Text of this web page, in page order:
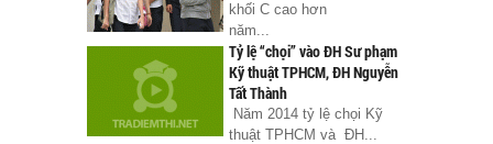
khối C cao hơn
năm...
Tỷ lệ “chọi” vào ĐH Sư phạm
Kỹ thuật TPHCM, ĐH Nguyễn
Tất Thành
Năm 2014 tỷ lệ chọi Kỹ
thuật TPHCM và ĐH...